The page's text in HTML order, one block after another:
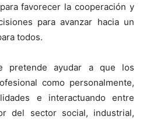
favorecer la cooperación y
para avanzar hacia un
todos.
pretende ayudar a que los
como personalmente,
e interactuando entre
del sector social, industrial,